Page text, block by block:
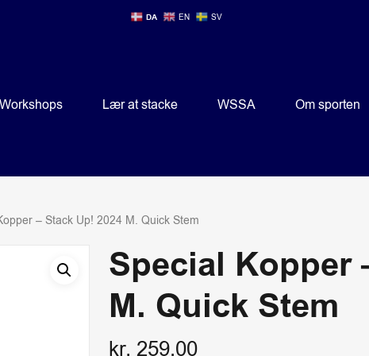
DA EN SV
Workshops Lær at stacke WSSA Om sporten
– Stack Up! 2024 M. Quick Stem
Special Kopper
M. Quick Stem
kr. 259,00